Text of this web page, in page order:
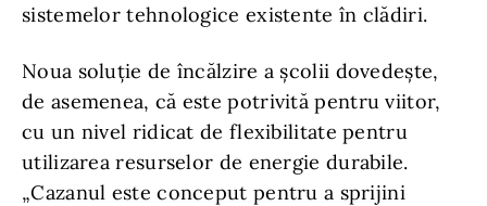
sistemelor tehnologice existente în clădiri.
Noua soluție de încălzire a școlii dovedește,
de asemenea, că este potrivită pentru viitor,
cu un nivel ridicat de flexibilitate pentru
utilizarea resurselor de energie durabile.
„Cazanul este conceput pentru a sprijini